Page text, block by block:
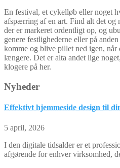
En festival, et cykelløb eller noget
afspærring af en art. Find alt det og
der er markeret ordentligt op, og
genere festlighederne eller på
komme og blive pillet ned igen,
længere. Det er alta andet lige
klogere på her.
Nyheder
Effektivt hjemmeside design til
5 april, 2026
I den digitale tidsalder er et
afgørende for enhver virksomhed,